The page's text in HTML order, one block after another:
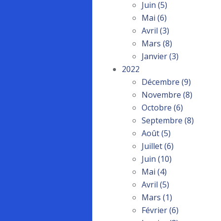
Juin (5)
Mai (6)
Avril (3)
Mars (8)
Janvier(3)
2022
Décembre (9)
Novembre (8)
Octobre (6)
Septembre (8)
Août(5)
Juillet(6)
Juin (10)
Mai (4)
Avril (5)
Mars (1)
Février(6)